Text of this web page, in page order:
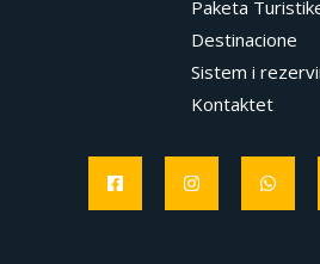
Paketa
Destinacione
Sistem i
Kontaktet